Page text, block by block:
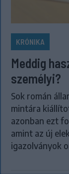
KRÓNIKA
Meddig
személyi?
Sok román
mintára
azonban ezt
amint az új
igazolványok